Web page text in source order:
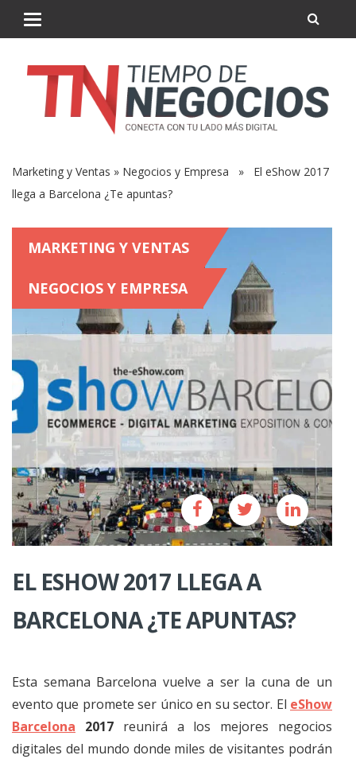
Marketing y Ventas » Negocios y Empresa » El eShow 2017
llega a Barcelona ¿Te apuntas?
MARKETING Y VENTAS
NEGOCIOS Y EMPRESA
EL ESHOW 2017 LLEGA A
BARCELONA ¿TE APUNTAS?
Esta semana Barcelona vuelve a ser la cuna de un
evento que promete ser único en su sector. El eShow
Barcelona 2017reunirá a los mejores negocios
digitales del mundo donde miles de visitantes podrán